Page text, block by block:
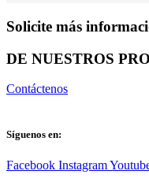
Solicite más
DE NUESTROS
Contáctenos
Síguenos en:
Facebook Instagram